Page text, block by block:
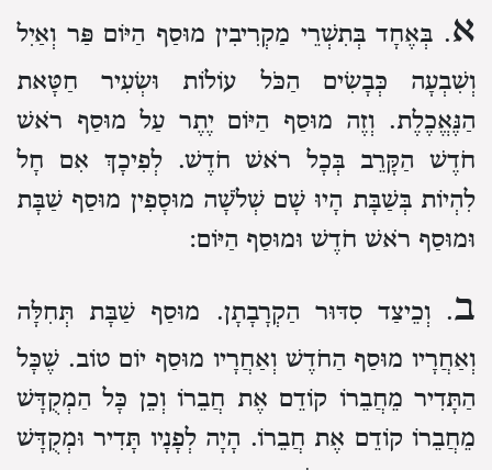
א. בְּאֶחָד בְּתִשְׁרֵי מַקְרִיבִין מוּסַף הַיּוֹם פַּר וְאַיִל
וְשִׁבְעָה כְּבָשִׂים הַכֹּל עוֹלוֹת וּשְׂעִיר חַטָּאת
הַנֶּאֱכֶלֶת. וְזֶה מוּסַף הַיּוֹם יֶתֶר עַל מוּסַף רֹאשׁ
חֹדֶשׁ הַקָּרֵב בְּכָל רֹאשׁ חֹדֶשׁ. לְפִיכָךְ אִם חָל
לִהְיוֹת בְּשַׁבָּת הָיוּ שָׁם שְׁלֹשָׁה מוּסָפִין מוּסַף שַׁבָּת
וּמוּסַף רֹאשׁ חֹדֶשׁ וּמוּסַף הַיּוֹם:
ב. וְכֵיצַד סִדּוּר הַקְרָבָתָן. מוּסַף שַׁבָּת תְּחִלָּה
וְאַחֲרָיו מוּסַף הַחֹדֶשׁ וְאַחֲרָיו מוּסַף יוֹם טוֹב. שֶׁכָּל
הַתָּדִיר מֵחֲבֵרוֹ קוֹדֵם אֶת חֲבֵרוֹ וְכֵן כָּל הַמְקֻדָּשׁ
מֵחֲבֵרוֹ קוֹדֵם אֶת חֲבֵרוֹ. הָיָה לְפָנָיו תָּדִיר וּמְקֻדָּשׁ